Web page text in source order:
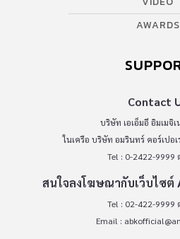
AWARDS
Contact
บริษัท เอเอ็มอี อิมเมจิ
ในเครือ บริษัท อมรินทร์ คอร์เปอ
Tel : 0-2422-9999
สนใจลงโฆษณากับเว็บไซต์
Tel : 02-422-9999
Email :